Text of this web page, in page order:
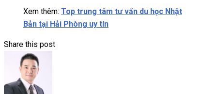
Xem thêm: Top trung tâm tư vấn du học Nhật
Bản tại Hải Phòng uy tín
Share this post